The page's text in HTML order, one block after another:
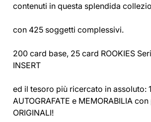
contenuti in questa splendida
con 425 soggetti complessivi.
200 card base, 25 card ROOKIES
INSERT
ed il tesoro più ricercato in assoluto:
AUTOGRAFATE e MEMORABILIA
ORIGINALI!